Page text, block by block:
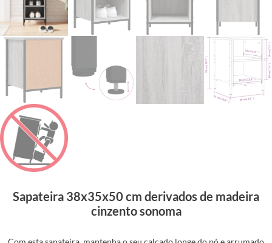
Sapateira 38x35x50 cm derivados de madeira
cinzento sonoma